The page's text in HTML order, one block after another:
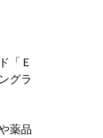
「Ｅ
グラ
薬品